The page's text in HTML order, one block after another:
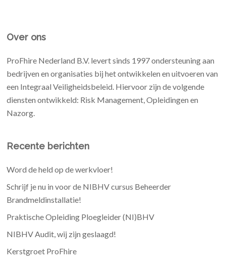
Over ons
ProFhire Nederland B.V. levert sinds 1997 ondersteuning aan
bedrijven en organisaties bij het ontwikkelen en uitvoeren van
een Integraal Veiligheidsbeleid. Hiervoor zijn de volgende
diensten ontwikkeld: Risk Management, Opleidingen en
Nazorg.
Recente berichten
Word de held op de werkvloer!
Schrijf je nu in voor de NIBHV cursus Beheerder
Brandmeldinstallatie!
Praktische Opleiding Ploegleider (NI)BHV
NIBHV Audit, wij zijn geslaagd!
Kerstgroet ProFhire